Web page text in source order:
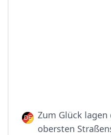
Zum Glück
obersten